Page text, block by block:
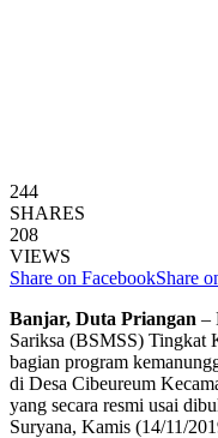
244
SHARES
208
VIEWS
Share on FacebookShare
Banjar, Duta Priangan –
Sariksa (BSMSS) Tingkat
bagian program
di Desa Cibeureum
yang secara resmi usai
Suryana, Kamis (14/11/